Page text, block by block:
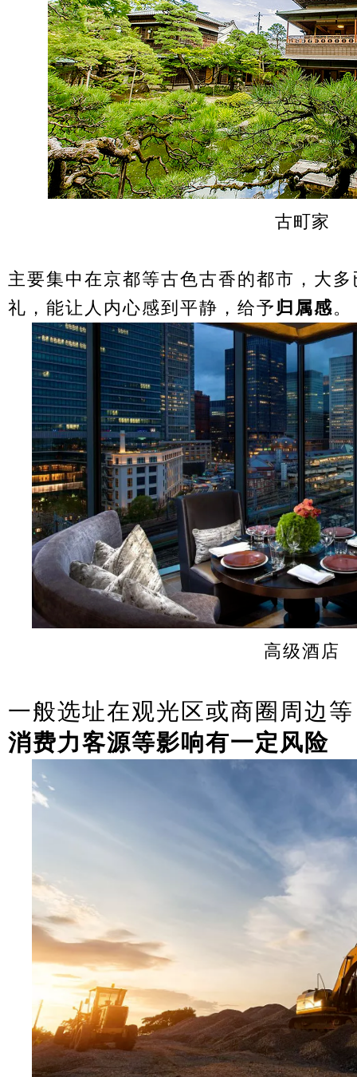
古町家
主要集中在京都等古色古香的都市，大
礼，能让人内心感到平静，给予 归属感。
高级酒店
一般选址在观光区或商圈周边
消费力客源等影响有一定风险